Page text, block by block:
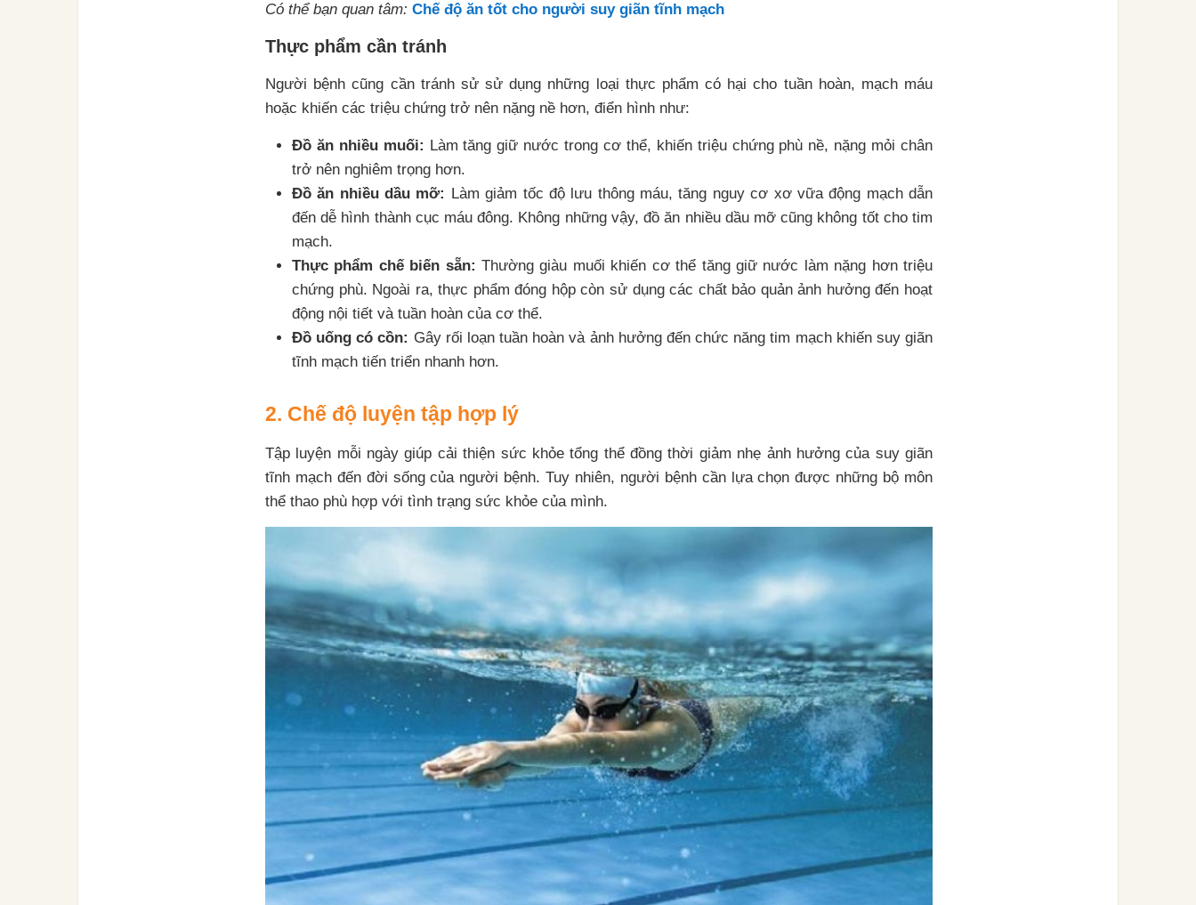
Có thể bạn quan tâm: Chế độ ăn tốt cho người suy giãn tĩnh mạch
Thực phẩm cần tránh
Người bệnh cũng cần tránh sử sử dụng những loại thực phẩm có hại cho tuần hoàn, mạch máu
hoặc khiến các triệu chứng trở nên nặng nề hơn, điển hình như:
Đồ ăn nhiều muối: Làm tăng giữ nước trong cơ thể, khiến triệu chứng phù nề, nặng mỏi chân
trở nên nghiêm trọng hơn.
Đồ ăn nhiều dầu mỡ: Làm giảm tốc độ lưu thông máu, tăng nguy cơ xơ vữa động mạch dẫn
đến dễ hình thành cục máu đông. Không những vậy, đồ ăn nhiều dầu mỡ cũng không tốt cho tim
mạch.
Thực phẩm chế biến sẵn: Thường giàu muối khiến cơ thể tăng giữ nước làm nặng hơn triệu
chứng phù. Ngoài ra, thực phẩm đóng hộp còn sử dụng các chất bảo quản ảnh hưởng đến hoạt
động nội tiết và tuần hoàn của cơ thể.
Đồ uống có cồn: Gây rối loạn tuần hoàn và ảnh hưởng đến chức năng tim mạch khiến suy giãn
tĩnh mạch tiến triển nhanh hơn.
2. Chế độ luyện tập hợp lý
Tập luyện mỗi ngày giúp cải thiện sức khỏe tổng thể đồng thời giảm nhẹ ảnh hưởng của suy giãn
tĩnh mạch đến đời sống của người bệnh. Tuy nhiên, người bệnh cần lựa chọn được những bộ môn
thể thao phù hợp với tình trạng sức khỏe của mình.